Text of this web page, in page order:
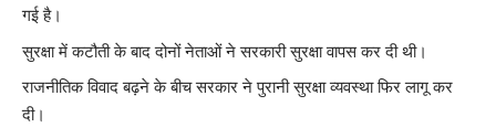
गई है।
सुरक्षा में कटौती के बाद दोनों नेताओं ने सरकारी सुरक्षा वापस कर दी थी।
राजनीतिक विवाद बढ़ने के बीच सरकार ने पुरानी सुरक्षा व्यवस्था फिर लागू कर
दी।